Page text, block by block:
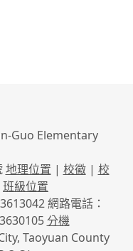
Guo Elementary
地理位置 | 校徽| 校
班級位置
網路電話：
分機
Taoyuan County